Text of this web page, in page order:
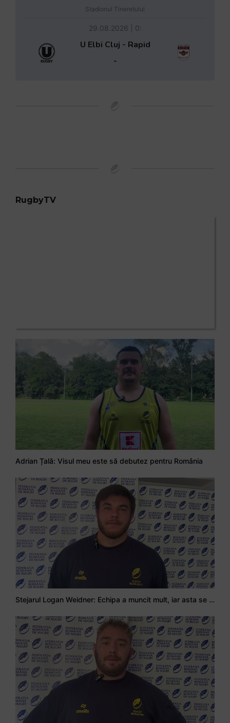
Stadionul Tineretului
29.08.2026 | 0:
U Elbi Cluj - Rapid
-
RugbyTV
Adrian Țală: Visul meu este să debutez pentru România
Stejarul Logan Weidner: Echipa a muncit mult, iar asta se va vedea în meciurile de la Nations Cup